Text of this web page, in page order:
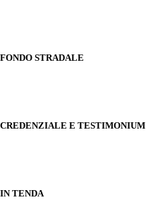
FONDO STRADALE
CREDENZIALE E TESTIMONIUM
IN TENDA